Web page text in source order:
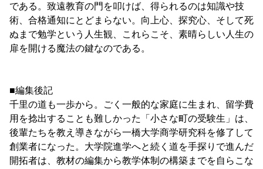
である。致遠教育の門を叩けば、得られるのは知識や技
術、合格通知にとどまらない。向上心、探究心、そして死
ぬまで勉学という人生観、これらこそ、素晴らしい人生の
扉を開ける魔法の鍵なのである。
■編集後記
千里の道も一歩から。ごく一般的な家庭に生まれ、留学費
用を捻出することも難しかった「小さな町の受験生」は、
後輩たちを教え導きながら一橋大学商学研究科を修了して
創業者になった。大学院進学へと続く道を手探りで進んだ
開拓者は、教材の編集から教学体制の構築までを自らこな